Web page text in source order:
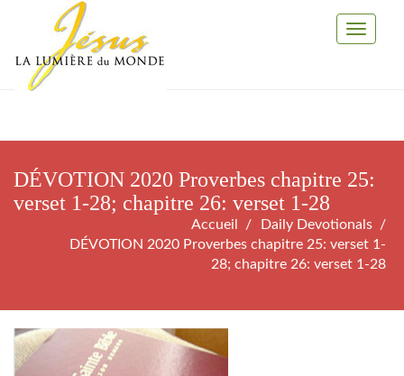
Toggle
DÉVOTION 2020 Proverbes chapitre 25:
verset 1-28; chapitre 26: verset 1-28
Accueil
Daily Devotionals
DÉVOTION 2020 Proverbes chapitre 25: verset 1-
28; chapitre 26: verset 1-28